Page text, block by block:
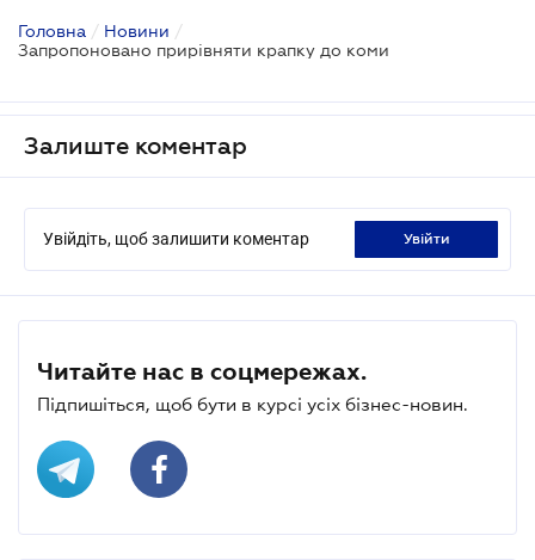
Головна / Новини /
Запропоновано прирівняти крапку до коми
Залиште коментар
Увійдіть, щоб залишити коментар увійти
Читайте нас в соцмережах.
Підпишіться, щоб бути в курсі усіх бізнес-новин.